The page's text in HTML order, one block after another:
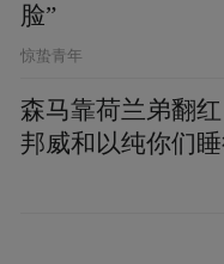
在推进师德建设
与反面警示相结
鸣的良好氛围。
脸”
惊蛰青年
森马靠荷兰弟翻
邦威和以纯你们